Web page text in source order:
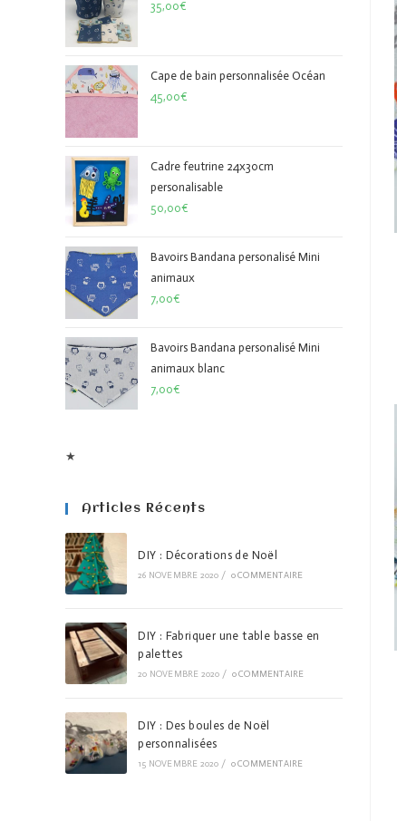
35,00€
Cape de bain personnalisée Océan
45,00€
Cadre feutrine 24x30cm
personalisable
50,00€
Bavoirs Bandana personalisé Mini
animaux
7,00€
Bavoirs Bandana personalisé Mini
animaux blanc
7,00€
★
Articles Récents
DIY : Décorations de Noël
26 NOVEMBRE 2020 / 0 COMMENTAIRE
DIY : Fabriquer une table basse en
palettes
20 NOVEMBRE 2020 / 0 COMMENTAIRE
DIY : Des boules de Noël
personnalisées
15 NOVEMBRE 2020 / 0 COMMENTAIRE